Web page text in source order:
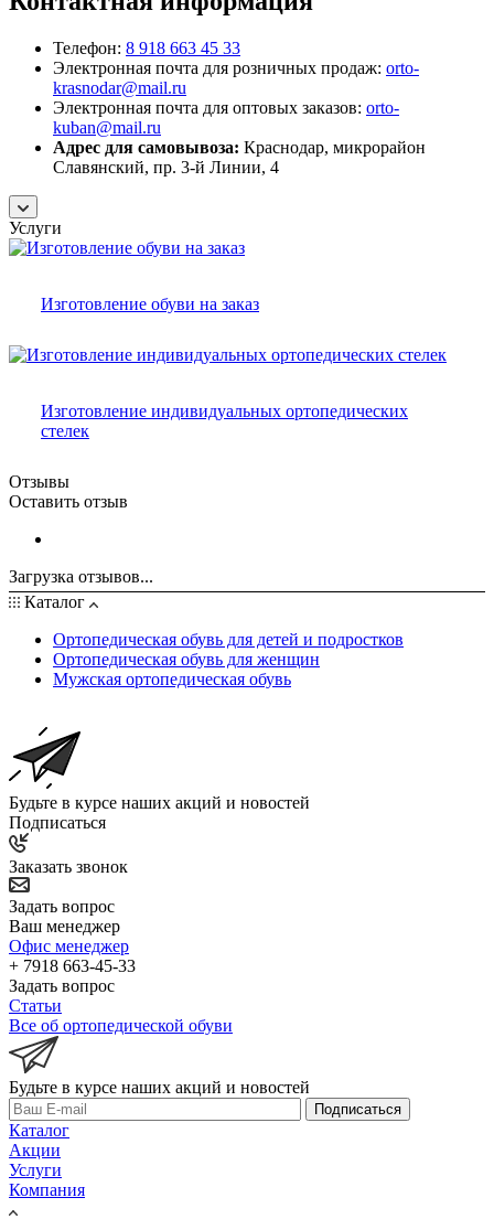
Телефон: 8 918 663 45 33
Электронная почта для розничных продаж: orto-
krasnodar@mail.ru
Электронная почта для оптовых заказов: orto-
kuban@mail.ru
Адрес для самовывоза: Краснодар, микрорайон
Славянский, пр. 3-й Линии, 4
Услуги
Изготовление обуви на заказ
Изготовление индивидуальных ортопедических
стелек
Отзывы
Оставить отзыв
Загрузка отзывов...
Каталог
Ортопедическая обувь для детей и подростков
Ортопедическая обувь для женщин
Мужская ортопедическая обувь
Будьте в курсе наших акций и новостей
Подписаться
Заказать звонок
Задать вопрос
Ваш менеджер
Офис менеджер
+ 7918 663-45-33
Задать вопрос
Статьи
Все об ортопедической обуви
Будьте в курсе наших акций и новостей
Подписаться
Каталог
Акции
Услуги
Компания